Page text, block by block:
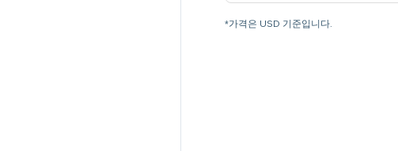
*가격은 USD 기준입니다.